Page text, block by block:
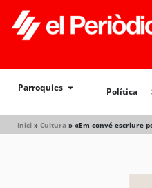
Parroquies Política
Inici » Cultura » «Em convé escriure
Política